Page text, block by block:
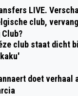
LIVE.
club,
club staat dicht
doet verhaal